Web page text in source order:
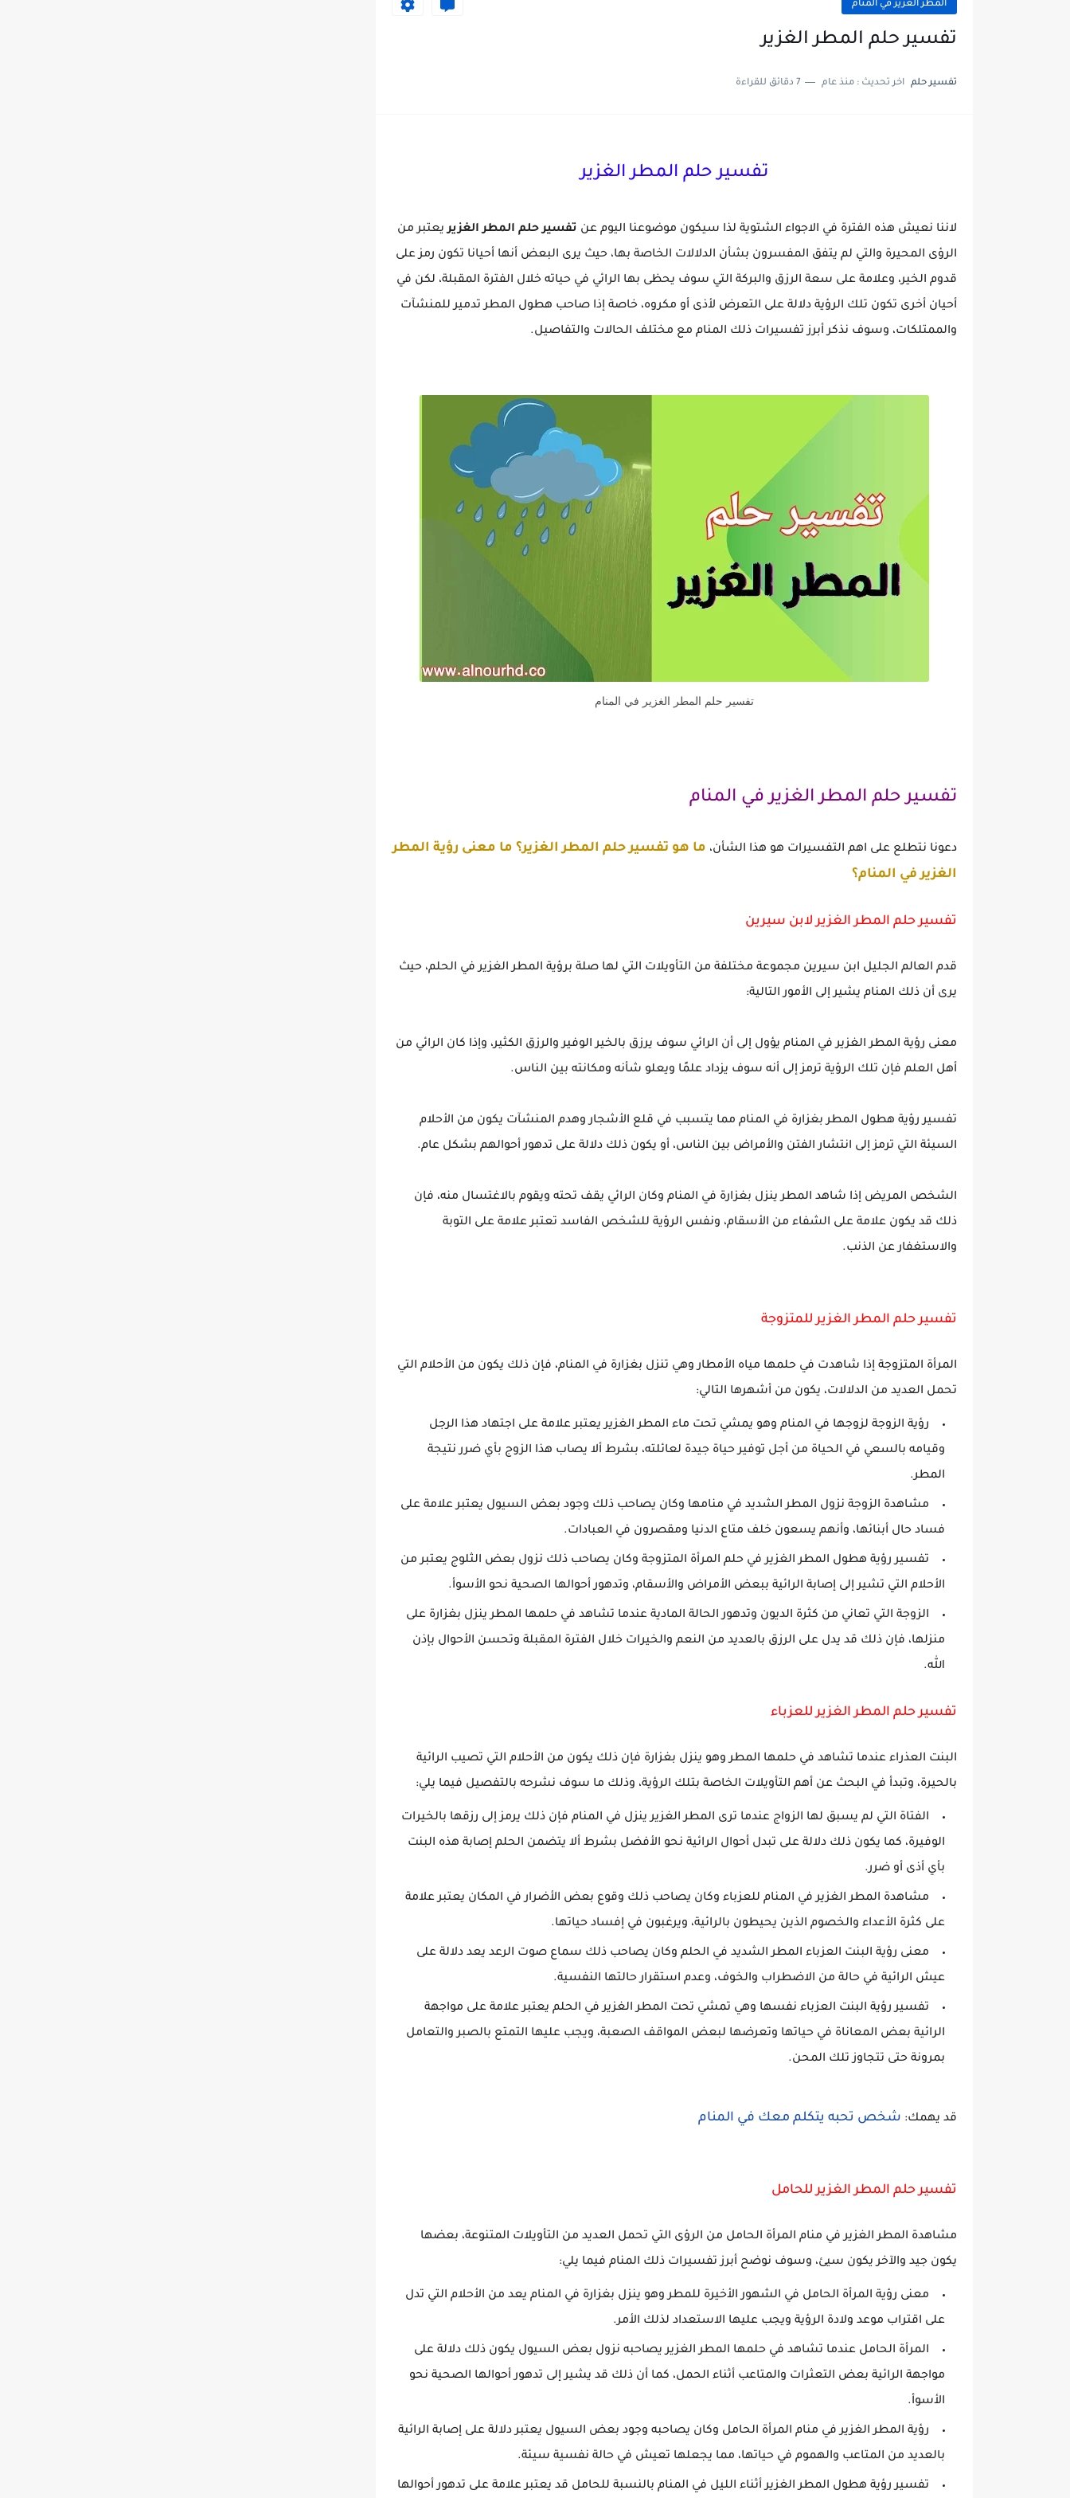
المطر الغزير في المنام
تفسير حلم المطر الغزير
تفسير حلم اخر تحديث : منذ عام 7 دقائق للقراءة
تفسير حلم المطر الغزير
لاننا نعيش هذه الفترة في الاجواء الشتوية لذا سيكون موضوعنا اليوم عن تفسير حلم المطر الغزيريعتبر من
الرؤى المحيرة والتي لم يتفق المفسرون بشأن الدلالات الخاصة بها، حيث يرى البعض أنها أحيانا تكون رمز على
قدوم الخير، وعلامة على سعة الرزق والبركة التي سوف يحظى بها الرائي في حياته خلال الفترة المقبلة، لكن في
أحيان أخرى تكون تلك الرؤية دلالة على التعرض لأذى أو مكروه، خاصة إذا صاحب هطول المطر تدمير للمنشآت
والممتلكات، وسوف نذكر أبرز تفسيرات ذلك المنام مع مختلف الحالات والتفاصيل.
تفسير حلم المطر الغزير في المنام
تفسير حلم المطر الغزير في المنام
دعونا نتطلع على اهم التفسيرات هو هذا الشأن، ما هو تفسير حلم المطر الغزير؟ ما معنى رؤية المطر
الغزير في المنام؟
تفسير حلم المطر الغزير لابن سيرين
قدم العالم الجليل ابن سيرين مجموعة مختلفة من التأويلات التي لها صلة برؤية المطر الغزير في الحلم، حيث
يرى أن ذلك المنام يشير إلى الأمور التالية:
معنى رؤية المطر الغزير في المنام يؤول إلى أن الرائي سوف يرزق بالخير الوفير والرزق الكثير، وإذا كان الرائي من
أهل العلم فإن تلك الرؤية ترمز إلى أنه سوف يزداد علمًا ويعلو شأنه ومكانته بين الناس.
تفسير رؤية هطول المطر بغزارة في المنام مما يتسبب في قلع الأشجار وهدم المنشآت يكون من الأحلام
السيئة التي ترمز إلى انتشار الفتن والأمراض بين الناس، أو يكون ذلك دلالة على تدهور أحوالهم بشكل عام.
الشخص المريض إذا شاهد المطر ينزل بغزارة في المنام وكان الرائي يقف تحته ويقوم بالاغتسال منه، فإن
ذلك قد يكون علامة على الشفاء من الأسقام، ونفس الرؤية للشخص الفاسد تعتبر علامة على التوبة
والاستغفار عن الذنب.
تفسير حلم المطر الغزير للمتزوجة
المرأة المتزوجة إذا شاهدت في حلمها مياه الأمطار وهي تنزل بغزارة في المنام، فإن ذلك يكون من الأحلام التي
تحمل العديد من الدلالات، يكون من أشهرها التالي:
رؤية الزوجة لزوجها في المنام وهو يمشي تحت ماء المطر الغزير يعتبر علامة على اجتهاد هذا الرجل
وقيامه بالسعي في الحياة من أجل توفير حياة جيدة لعائلته، بشرط ألا يصاب هذا الزوج بأي ضرر نتيجة
المطر.
مشاهدة الزوجة نزول المطر الشديد في منامها وكان يصاحب ذلك وجود بعض السيول يعتبر علامة على
فساد حال أبنائها، وأنهم يسعون خلف متاع الدنيا ومقصرون في العبادات.
تفسير رؤية هطول المطر الغزير في حلم المرأة المتزوجة وكان يصاحب ذلك نزول بعض الثلوج يعتبر من
الأحلام التي تشير إلى إصابة الرائية ببعض الأمراض والأسقام، وتدهور أحوالها الصحية نحو الأسوأ.
الزوجة التي تعاني من كثرة الديون وتدهور الحالة المادية عندما تشاهد في حلمها المطر ينزل بغزارة على
منزلها، فإن ذلك قد يدل على الرزق بالعديد من النعم والخيرات خلال الفترة المقبلة وتحسن الأحوال بإذن
الله.
تفسير حلم المطر الغزير للعزباء
البنت العذراء عندما تشاهد في حلمها المطر وهو ينزل بغزارة فإن ذلك يكون من الأحلام التي تصيب الرائية
بالحيرة، وتبدأ في البحث عن أهم التأويلات الخاصة بتلك الرؤية، وذلك ما سوف نشرحه بالتفصيل فيما يلي:
الفتاة التي لم يسبق لها الزواج عندما ترى المطر الغزير ينزل في المنام فإن ذلك يرمز إلى رزقها بالخيرات
الوفيرة، كما يكون ذلك دلالة على تبدل أحوال الرائية نحو الأفضل بشرط ألا يتضمن الحلم إصابة هذه البنت
بأي أذى أو ضرر.
مشاهدة المطر الغزير في المنام للعزباء وكان يصاحب ذلك وقوع بعض الأضرار في المكان يعتبر علامة
على كثرة الأعداء والخصوم الذين يحيطون بالرائية، ويرغبون في إفساد حياتها.
معنى رؤية البنت العزباء المطر الشديد في الحلم وكان يصاحب ذلك سماع صوت الرعد يعد دلالة على
عيش الرائية في حالة من الاضطراب والخوف، وعدم استقرار حالتها النفسية.
تفسير رؤية البنت العزباء نفسها وهي تمشي تحت المطر الغزير في الحلم يعتبر علامة على مواجهة
الرائية بعض المعاناة في حياتها وتعرضها لبعض المواقف الصعبة، ويجب عليها التمتع بالصبر والتعامل
بمرونة حتى تتجاوز تلك المحن.
قد يهمك: شخص تحبه يتكلم معك في المنام
تفسير حلم المطر الغزير للحامل
مشاهدة المطر الغزير في منام المرأة الحامل من الرؤى التي تحمل العديد من التأويلات المتنوعة، بعضها
يكون جيد والآخر يكون سيئ، وسوف نوضح أبرز تفسيرات ذلك المنام فيما يلي:
معنى رؤية المرأة الحامل في الشهور الأخيرة للمطر وهو ينزل بغزارة في المنام يعد من الأحلام التي تدل
على اقتراب موعد ولادة الرؤية ويجب عليها الاستعداد لذلك الأمر.
المرأة الحامل عندما تشاهد في حلمها المطر الغزير يصاحبه نزول بعض السيول يكون ذلك دلالة على
مواجهة الرائية بعض التعثرات والمتاعب أثناء الحمل، كما أن ذلك قد يشير إلى تدهور أحوالها الصحية نحو
الأسوأ.
رؤية المطر الغزير في منام المرأة الحامل وكان يصاحبه وجود بعض السيول يعتبر دلالة على إصابة الرائية
بالعديد من المتاعب والهموم في حياتها، مما يجعلها تعيش في حالة نفسية سيئة.
تفسير رؤية هطول المطر الغزير أثناء الليل في المنام بالنسبة للحامل قد يعتبر علامة على تدهور أحوالها